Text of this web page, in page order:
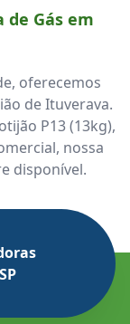
Gás em
oferecemos
de Ituverava.
P13 (13kg),
nossa
disponível.